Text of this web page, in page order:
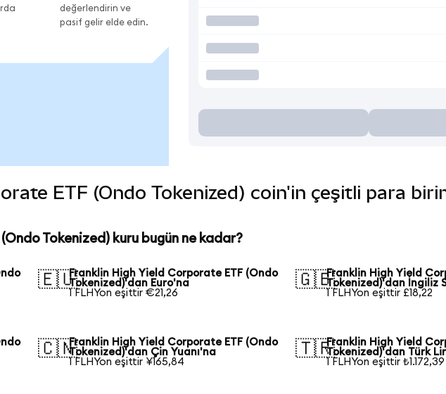
değerlendirin ve
pasif gelir elde edin.
ETF (Ondo Tokenized) coin'in çeşitli para
Tokenized) kuru bugün ne kadar?
🇪🇺Franklin High Yield Corporate ETF (Ondo
Tokenized)'dan Euro'na
1 FLHYon eşittir €21,26
🇬🇧Franklin High Yield
Tokenized)'dan İngiliz
1 FLHYon eşittir £18,22
🇨🇳Franklin High Yield Corporate ETF (Ondo
Tokenized)'dan Çin Yuanı'na
1 FLHYon eşittir ¥165,84
🇹🇷Franklin High Yield
Tokenized)'dan Türk
1 FLHYon eşittir ₺1.172,39